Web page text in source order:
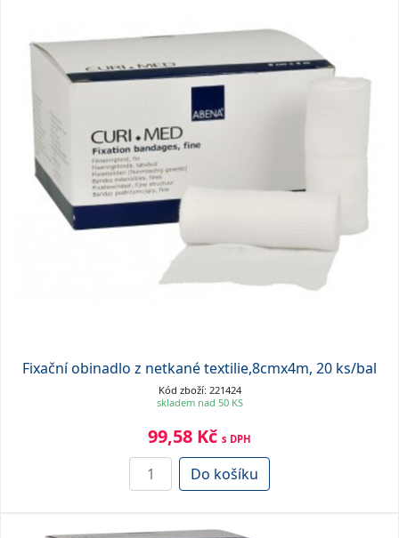
Fixační obinadlo z netkané textilie,8cmx4m, 20 ks/bal
Kód zboží: 221424
skladem nad 50 KS
99,58 Kč s DPH
Do košíku